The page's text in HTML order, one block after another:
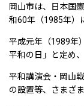
岡山市は、日本国
和60年（1985年）
平成元年（1989年
平和の日」と定め、
平和講演会・岡山
の設置等、さまざ